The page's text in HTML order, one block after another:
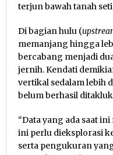
terjun bawah tanah
Di bagian hulu (
memanjang hingga
bercabang menjadi
jernih. Kendati
vertikal sedalam lebih
belum berhasil
“Data yang ada saat
ini perlu dieksplorasi
serta pengukuran